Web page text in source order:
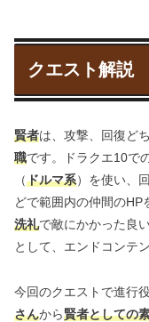
クエスト解説
賢者は、攻撃、回復ど
職です。ドラクエ10で
（ドルマ系）を使い、
どで範囲内の仲間のHP
洗礼で敵にかかった良
として、エンドコンテ
今回のクエストで進行
さんから賢者としての